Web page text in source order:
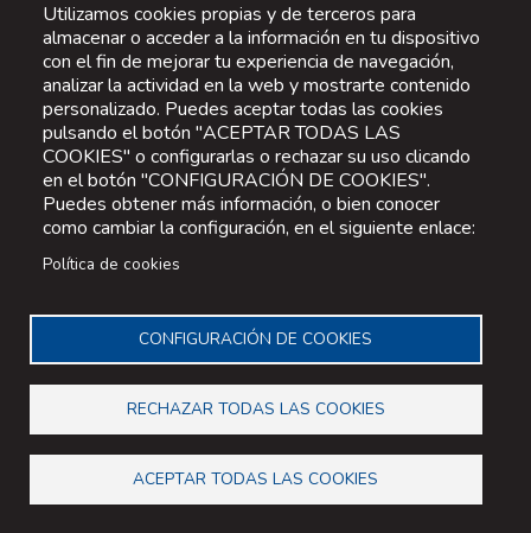
Utilizamos cookies propias y de terceros para
almacenar o acceder a la información en tu dispositivo
con el fin de mejorar tu experiencia de navegación,
analizar la actividad en la web y mostrarte contenido
personalizado. Puedes aceptar todas las cookies
pulsando el botón "ACEPTAR TODAS LAS
COOKIES" o configurarlas o rechazar su uso clicando
en el botón "CONFIGURACIÓN DE COOKIES".
Puedes obtener más información, o bien conocer
como cambiar la configuración, en el siguiente enlace:
Política de cookies
CONFIGURACIÓN DE COOKIES
RECHAZAR TODAS LAS COOKIES
ACEPTAR TODAS LAS COOKIES